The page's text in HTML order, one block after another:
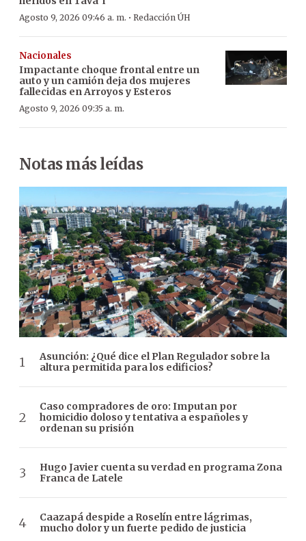
Agosto 9, 2026 09:46 a. m. · Redacción ÚH
Nacionales
Impactante choque frontal entre un
auto y un camión deja dos mujeres
fallecidas en Arroyos y Esteros
Agosto 9, 2026 09:35 a. m.
Notas más leídas
Asunción: ¿Qué dice el Plan Regulador sobre la
altura permitida para los edificios?
Caso compradores de oro: Imputan por
homicidio doloso y tentativa a españoles y
ordenan su prisión
Hugo Javier cuenta su verdad en programa Zona
Franca de Latele
Caazapá despide a Roselín entre lágrimas,
mucho dolor y un fuerte pedido de justicia